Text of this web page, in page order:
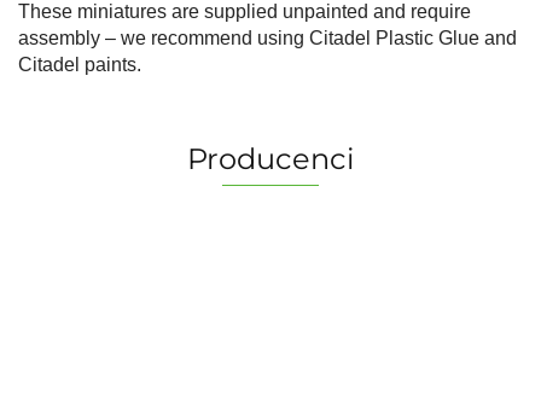
These miniatures are supplied unpainted and require
assembly – we recommend using Citadel Plastic Glue and
Citadel paints.
Producenci